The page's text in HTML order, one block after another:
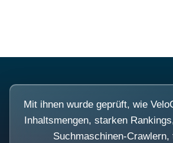
Mit ihnen wurde geprüft, wie
Inhaltsmengen, starken
Suchmaschinen-Crawlern,